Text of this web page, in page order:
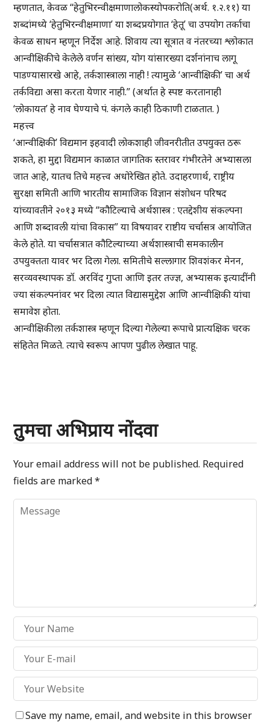
म्हणतात, केवळ “हेतुभिरन्वीक्षमाणालोकस्योपकरोति(अर्थ. १.२.११) या
शब्दांमध्ये ‘हेतुभिरन्वीक्षमाणा’ या शब्दप्रयोगात ‘हेतू’ चा उपयोग तर्काचा
केवळ साधन म्हणून निर्देश आहे. शिवाय त्या सूत्रात व नंतरच्या श्लोकात
आन्वीक्षिकीचे केलेले वर्णन सांख्य, योग यांसारख्या दर्शनांनाच लागू
पाडण्यासारखे आहे, तर्कशास्त्राला नाही ! त्यामुळे ‘आन्वीक्षिकी’ चा अर्थ
तर्कविद्या असा करता येणार नाही.” (अर्थात हे स्पष्ट करतानाही
‘लोकायत’ हे नाव घेण्याचे पं. कंगले काही ठिकाणी टाळतात. )
महत्त्व
‘आन्वीक्षिकी’ विद्यमान इहवादी लोकशाही जीवनरीतीत उपयुक्त ठरू
शकते, हा मुद्दा विद्यमान काळात जागतिक स्तरावर गंभीरतेने अभ्यासला
जात आहे, यातच तिचे महत्त्व अधोरेखित होते. उदाहरणार्थ, राष्ट्रीय
सुरक्षा समिती आणि भारतीय सामाजिक विज्ञान संशोधन परिषद
यांच्यावतीने २०१३ मध्ये “कौटिल्याचे अर्थशास्त्र : एतद्देशीय संकल्पना
आणि शब्दावली यांचा विकास” या विषयावर राष्टीय चर्चासत्र आयोजित
केले होते. या चर्चासत्रात कौटिल्याच्या अर्थशास्त्राची समकालीन
उपयुक्तता यावर भर दिला गेला. समितीचे सल्लागार शिवशंकर मेनन,
सरव्यवस्थापक डॉ. अरविंद गुप्ता आणि इतर तज्ज्ञ, अभ्यासक इत्यादींनी
ज्या संकल्पनांवर भर दिला त्यात विद्यासमुद्देश आणि आन्वीक्षिकी यांचा
समावेश होता.
आन्वीक्षिकीला तर्कशास्त्र म्हणून दिल्या गेलेल्या रूपाचे प्रात्यक्षिक चरक
संहितेत मिळते. त्याचे स्वरूप आपण पुढील लेखात पाहू.
तुमचा अभिप्राय नोंदवा
Your email address will not be published. Required
fields are marked*
Save my name, email, and website in this browser